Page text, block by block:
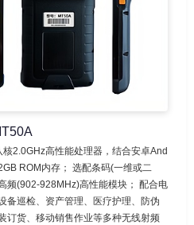
2.0GHz高性能处理器，结合安卓And
ROM内存； 选配条码(一维或二
频(902-928MHz)高性能模块； 配合电
备巡检、资产管理、医疗护理、防伪
订货、移动销售作业等多种无线射频